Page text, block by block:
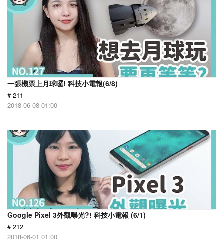
一張機票上月球囉! 科技小電報(6/8)
# 211
2018-06-08 01:00
Google Pixel 3外觀曝光?! 科技小電報 (6/1)
# 212
2018-06-01 01:00